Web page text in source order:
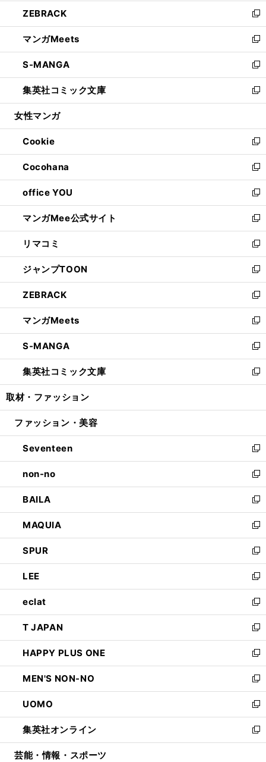
く
で
開
く
ド
ウ
で
開
く
ウ
ィ
ン
ド
ウ
で
開
く
し
い
ウ
ィ
ン
ド
ウ
で
開
ZEBRACK
新
し
い
ウ
ィ
ン
ド
ウ
開
く
マンガMeets
新
し
い
ウ
ィ
ン
ウ
で
開
く
S-MANGA
新
し
い
ウ
ン
ド
ウ
で
開
く
集英社コミック文庫
新
し
ウ
ィ
ン
ド
ウ
で
開
く
女性マンガ
Cookie
新
し
い
ウ
ィ
ン
ド
ウ
で
開
く
Cocohana
新
し
い
ウ
ィ
ン
ド
ウ
で
開
く
office YOU
新
し
い
ウ
ィ
ン
ド
ウ
で
開
く
マンガMee公式サイト
新
し
い
ウ
ィ
ン
ド
ウ
で
開
く
リマコミ
新
し
い
ウ
ィ
ン
ド
ウ
で
開
く
ジャンプTOON
新
し
い
ウ
ィ
ン
ド
ウ
で
開
ZEBRACK
新
し
い
ウ
ィ
ン
ド
ウ
開
マンガMeets
新
し
い
ウ
ィ
ン
ウ
開
く
S-MANGA
新
し
い
ウ
ン
ウ
で
開
く
集英社コミック文庫
新
し
ウ
ン
ド
ウ
で
開
く
取材・ファッション
ファッション・美容
Seventeen
新
し
い
ウ
ィ
ン
ド
ウ
で
開
く
non-no
新
し
い
ウ
ィ
ン
ド
ウ
で
開
く
BAILA
新
し
い
ウ
ィ
ン
ド
ウ
で
開
く
MAQUIA
新
し
い
ウ
ィ
ン
ド
ウ
で
開
く
SPUR
新
し
い
ウ
ィ
ン
ド
ウ
で
開
く
LEE
新
し
い
ウ
ィ
ン
ド
ウ
で
開
く
eclat
新
し
い
ウ
ィ
ン
ド
ウ
で
開
く
T JAPAN
新
し
い
ウ
ィ
ン
ド
ウ
で
開
HAPPY PLUS ONE
新
し
い
ウ
ィ
ン
ド
ウ
MEN'S NON-NO
新
し
い
ウ
ィ
ン
UOMO
新
し
い
ウ
集英社オンライン
新
し
芸能・情報・スポーツ